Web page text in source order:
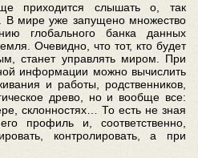
приходится слышать о, так
В мире уже запущено множество
глобального банка данных
Очевидно, что тот, кто будет
станет управлять миром. При
информации можно вычислить
и работы, родственников,
древо, но и вообще все:
склонностях… То есть не зная
профиль и, соответственно,
контролировать, а при